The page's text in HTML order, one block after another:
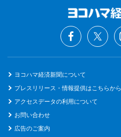
ヨコハマ経済新聞について
プレスリリース・情報提供はこちらから
アクセスデータの利用について
お問い合わせ
広告のご案内